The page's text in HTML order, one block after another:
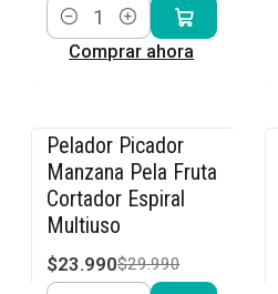
Cantidad
Comprar ahora
-20% OFF
Pelador Picador
Manzana Pela Fruta
Cortador Espiral
Multiuso
$23.990$29.990